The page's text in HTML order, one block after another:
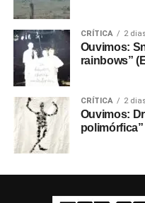
CRÍTICA 2
Ouvimos:
rainbows”
CRÍTICA 2
Ouvimos:
polimórfica”